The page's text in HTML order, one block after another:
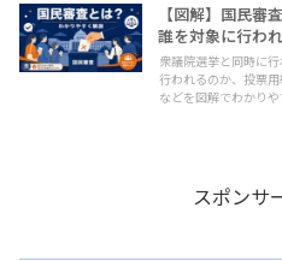
【図解】国民審
誰を対象に行わ
衆議院選挙と同時に
行われるのか、投票
などを図解でわかりや
スポンサ